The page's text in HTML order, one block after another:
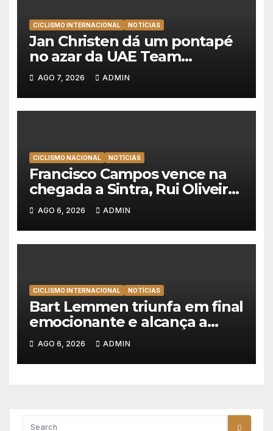
CICLISMO INTERNACIONAL NOTÍCIAS
Jan Christen dá um pontapé
no azar da UAE Team
Emirates e vence na Volta a
Polónia
AGO 7, 2026 ADMIN
CICLISMO NACIONAL NOTÍCIAS
Francisco Campos vence na
chegada a Sintra, Rui Oliveira
veste de amarelo na Volta a
Portugal
AGO 6, 2026 ADMIN
CICLISMO INTERNACIONAL NOTÍCIAS
Bart Lemmen triunfa em final
emocionante e alcança a
primeira vitória da carreira na
Volta à Polónia
AGO 6, 2026 ADMIN